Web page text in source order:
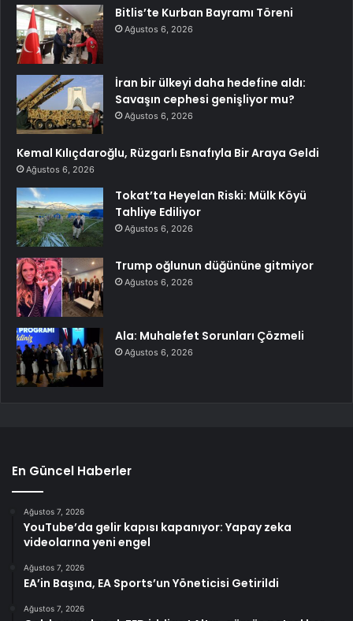
Bitlis’te Kurban Bayramı Töreni
Ağustos 6, 2026
İran bir ülkeyi daha hedefine aldı:
Savaşın cephesi genişliyor mu?
Ağustos 6, 2026
Kemal Kılıçdaroğlu, Rüzgarlı Esnafıyla Bir Araya Geldi
Ağustos 6, 2026
Tokat’ta Heyelan Riski: Mülk Köyü
Tahliye Ediliyor
Ağustos 6, 2026
Trump oğlunun düğününe gitmiyor
Ağustos 6, 2026
Ala: Muhalefet Sorunları Çözmeli
Ağustos 6, 2026
En Güncel Haberler
Ağustos 7, 2026
YouTube’da gelir kapısı kapanıyor: Yapay zeka
videolarına yeni engel
Ağustos 7, 2026
EA’in Başına, EA Sports’un Yöneticisi Getirildi
Ağustos 7, 2026